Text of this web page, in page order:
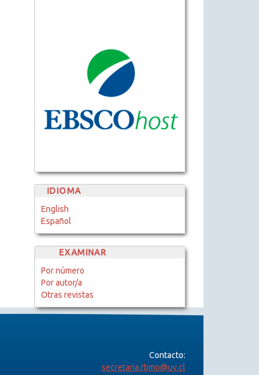
IDIOMA
English
Español
EXAMINAR
Por número
Por autor/a
Otras revistas
Contacto:
secretaria.rbmo@uv.cl